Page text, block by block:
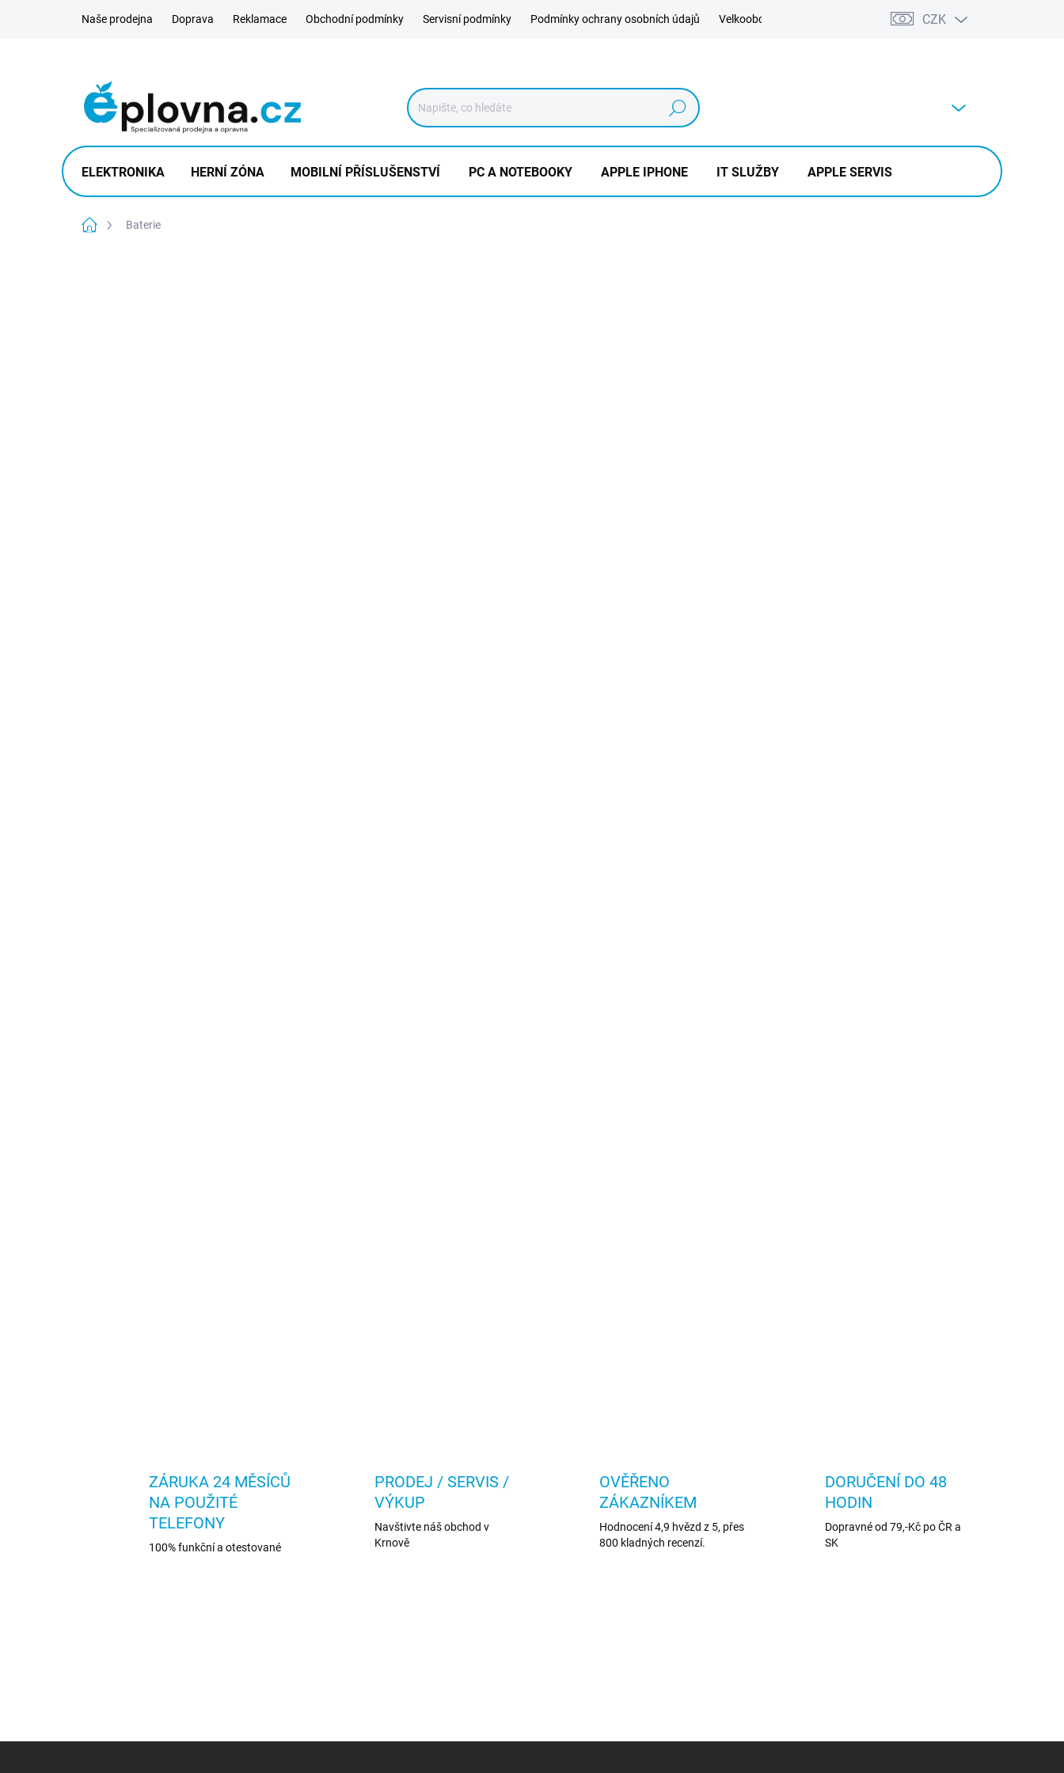
Naše prodejna Doprava Reklamace Obchodní podmínky Servisní podmínky Podmínky ochrany osobních údajů Velkoobchod Výkup CZK
Hledat
ELEKTRONIKA HERNÍ ZÓNA MOBILNÍ PŘÍSLUŠENSTVÍ PC A NOTEBOOKY APPLE IPHONE IT SLUŽBY APPLE SERVIS
Domů Baterie
ZÁRUKA 24 MĚSÍCŮ
NA POUŽITÉ
TELEFONY
100% funkční a otestované
PRODEJ / SERVIS /
VÝKUP
Navštivte náš obchod v
Krnově
OVĚŘENO
ZÁKAZNÍKEM
Hodnocení 4,9 hvězd z 5, přes
800 kladných recenzí.
DORUČENÍ DO 48
HODIN
Dopravné od 79,-Kč po ČR a
SK